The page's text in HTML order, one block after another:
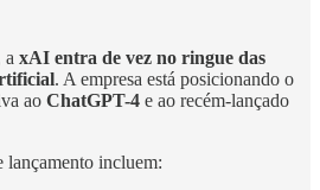
a xAI entra de vez no ringue das
. A empresa está posicionando o
ao ChatGPT-4 e ao recém-lançado
lançamento incluem: